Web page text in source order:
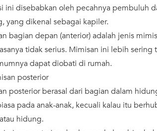
ini disebabkan oleh pecahnya pembuluh
yang dikenal sebagai kapiler.
bagian depan (anterior) adalah jenis
tidak serius. Mimisan ini lebih sering
dapat diobati di rumah.
posterior
posterior berasal dari bagian dalam
pada anak-anak, kecuali kalau itu
hidung.